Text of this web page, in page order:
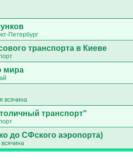
Петербург
транспорта в Киеве
мира
всячина
транспорт"
до СФского аэропорта)
всячина